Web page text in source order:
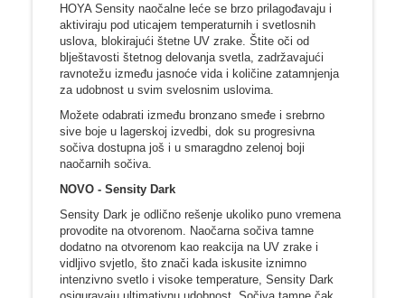
HOYA Sensity naočalne leće se brzo prilagođavaju i
aktiviraju pod uticajem temperaturnih i svetlosnih
uslova, blokirajući štetne UV zrake. Štite oči od
blještavosti štetnog delovanja svetla, zadržavajući
ravnotežu između jasnoće vida i količine zatamnjenja
za udobnost u svim svelosnim uslovima.
Možete odabrati između bronzano smeđe i srebrno
sive boje u lagerskoj izvedbi, dok su progresivna
sočiva dostupna još i u smaragdno zelenoj boji
naočarnih sočiva.
NOVO - Sensity Dark
Sensity Dark je odlično rešenje ukoliko puno vremena
provodite na otvorenom. Naočarna sočiva tamne
dodatno na otvorenom kao reakcija na UV zrake i
vidljivo svjetlo, što znači kada iskusite iznimno
intenzivno svetlo i visoke temperature, Sensity Dark
osiguravaju ultimativnu udobnost. Sočiva tamne čak